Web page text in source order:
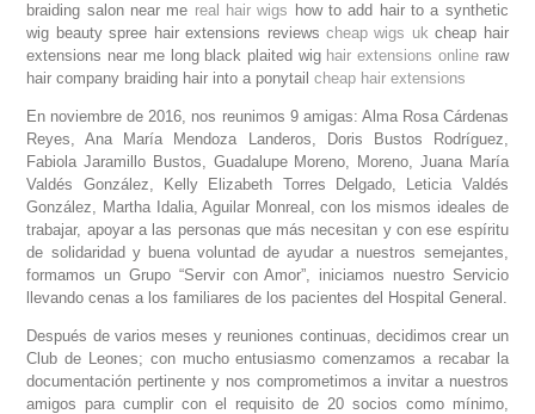
braiding salon near me real hair wigs how to add hair to a synthetic
wig beauty spree hair extensions reviews cheap wigs uk cheap hair
extensions near me long black plaited wig hair extensions onlineraw
hair company braiding hair into a ponytailcheap hair extensions
En noviembre de 2016, nos reunimos 9 amigas: Alma Rosa Cárdenas
Reyes, Ana María Mendoza Landeros, Doris Bustos Rodríguez,
Fabiola Jaramillo Bustos, Guadalupe Moreno, Moreno, Juana María
Valdés González, Kelly Elizabeth Torres Delgado, Leticia Valdés
González, Martha Idalia, Aguilar Monreal, con los mismos ideales de
trabajar, apoyar a las personas que más necesitan y con ese espíritu
de solidaridad y buena voluntad de ayudar a nuestros semejantes,
formamos un Grupo “Servir con Amor”, iniciamos nuestro Servicio
llevando cenas a los familiares de los pacientes del Hospital General.
Después de varios meses y reuniones continuas, decidimos crear un
Club de Leones; con mucho entusiasmo comenzamos a recabar la
documentación pertinente y nos comprometimos a invitar a nuestros
amigos para cumplir con el requisito de 20 socios como mínimo,